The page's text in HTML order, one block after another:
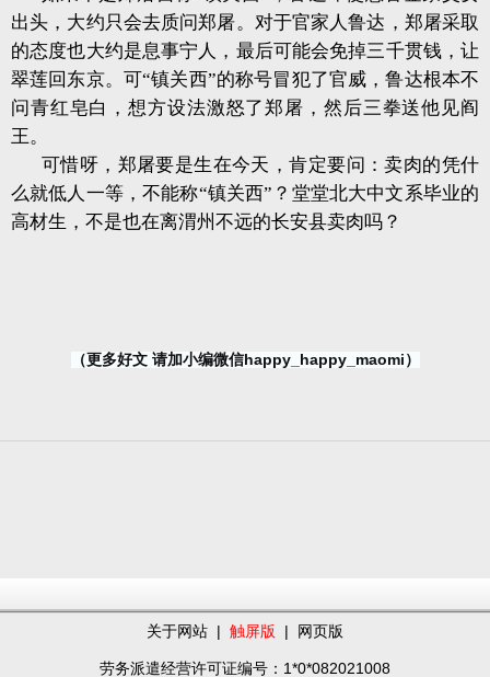
出头，大约只会去质问郑屠。对于官家人鲁达，郑屠采取
的态度也大约是息事宁人，最后可能会免掉三千贯钱，让
翠莲回东京。可“镇关西”的称号冒犯了官威，鲁达根本不
问青红皂白，想方设法激怒了郑屠，然后三拳送他见阎
王。
可惜呀，郑屠要是生在今天，肯定要问：卖肉的凭什
么就低人一等，不能称“镇关西”？堂堂北大中文系毕业的
高材生，不是也在离渭州不远的长安县卖肉吗？
（更多好文 请加小编微信happy_happy_maomi）
关于网站 | 触屏版 | 网页版
劳务派遣经营许可证编号：1*0*082021008